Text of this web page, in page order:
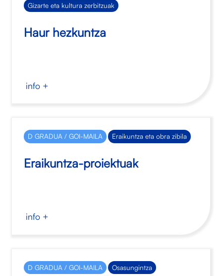
Gizarte eta kultura zerbitzuak
Haur hezkuntza
info +
D GRADUA / GOI-MAILA Eraikuntza eta obra zibila
Eraikuntza-proiektuak
info +
D GRADUA / GOI-MAILA Osasungintza